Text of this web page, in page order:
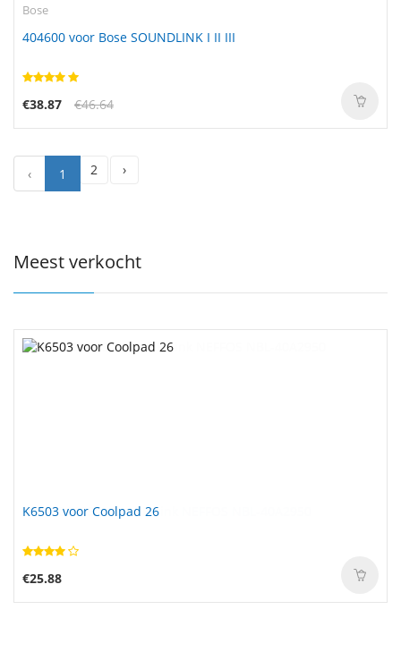
Bose
404600 voor Bose SOUNDLINK I II III
€38.87 €46.64
‹ 1 2 ›
Meest verkocht
K6503 voor Coolpad 26
€25.88